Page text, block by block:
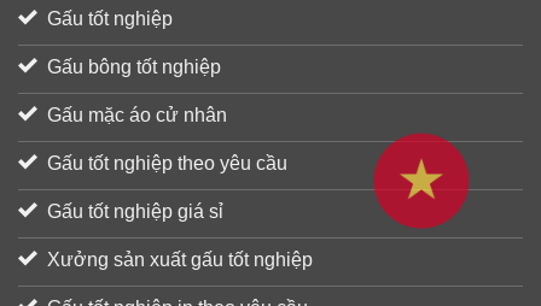
Gấu tốt nghiệp
Gấu bông tốt nghiệp
Gấu mặc áo cử nhân
Gấu tốt nghiệp theo yêu cầu
Gấu tốt nghiệp giá sỉ
Xưởng sản xuất gấu tốt nghiệp